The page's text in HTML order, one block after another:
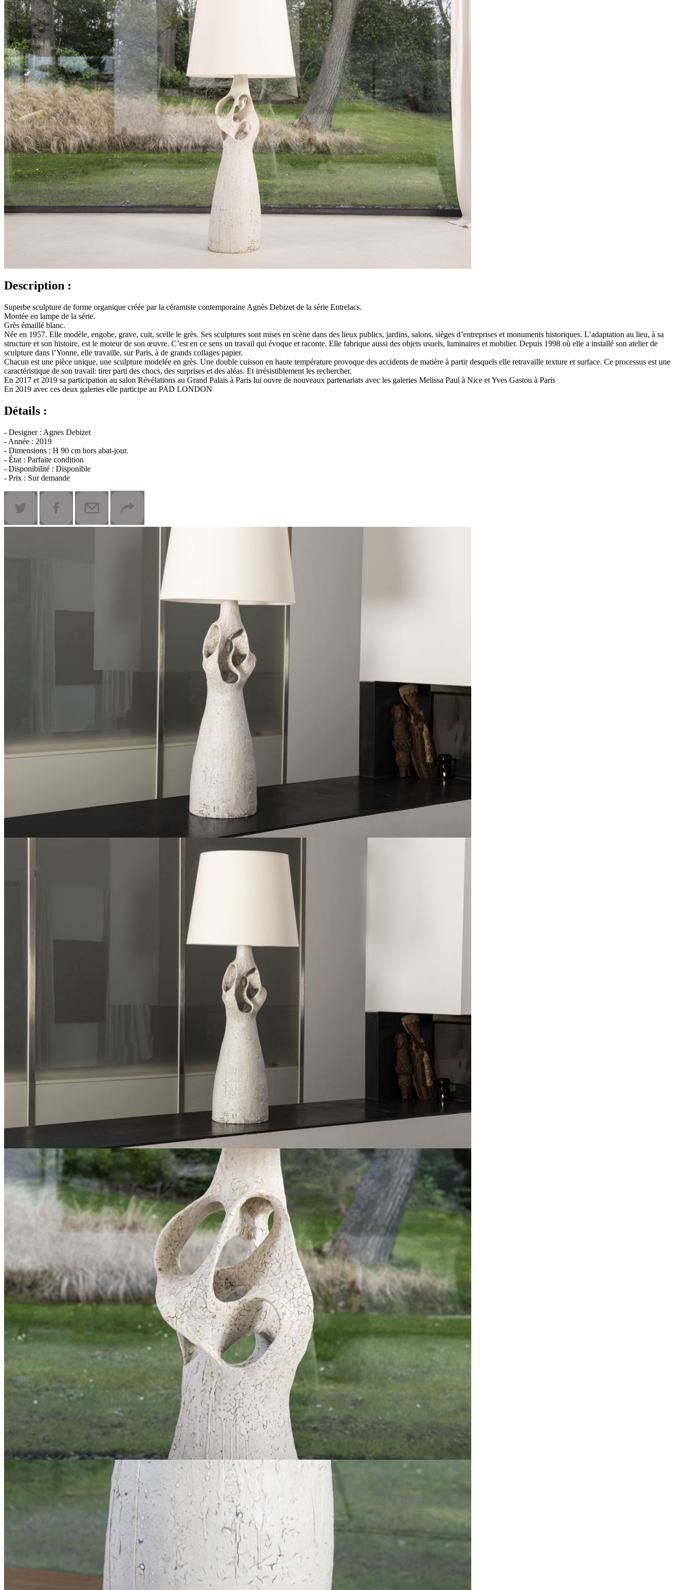
Description :
Superbe sculpture de forme organique créée par la céramiste contemporaine Agnès Debizet de la série Entrelacs.
Montée en lampe de la série.
Grès émaillé blanc.
Née en 1957. Elle modèle, engobe, grave, cuit, scelle le grès. Ses sculptures sont mises en scène dans des lieux publics, jardins, salons, sièges d’entreprises et monuments historiques. L’adaptation au lieu, à sa
structure et son histoire, est le moteur de son œuvre. C’est en ce sens un travail qui évoque et raconte. Elle fabrique aussi des objets usuels, luminaires et mobilier. Depuis 1998 où elle a installé son atelier de
sculpture dans l’Yonne, elle travaille, sur Paris, à de grands collages papier.
Chacun est une pièce unique, une sculpture modelée en grès. Une double cuisson en haute température provoque des accidents de matière à partir desquels elle retravaille texture et surface. Ce processus est une
caractéristique de son travail: tirer parti des chocs, des surprises et des aléas. Et irrésistiblement les rechercher.
En 2017 et 2019 sa participation au salon Révélations au Grand Palais à Paris lui ouvre de nouveaux partenariats avec les galeries Melissa Paul à Nice et Yves Gastou à Paris
En 2019 avec ces deux galeries elle participe au PAD LONDON
Détails :
- Designer : Agnes Debizet
- Année : 2019
- Dimensions : H 90 cm hors abat-jour.
- État : Parfaite condition
- Disponibilité : Disponible
- Prix : Sur demande